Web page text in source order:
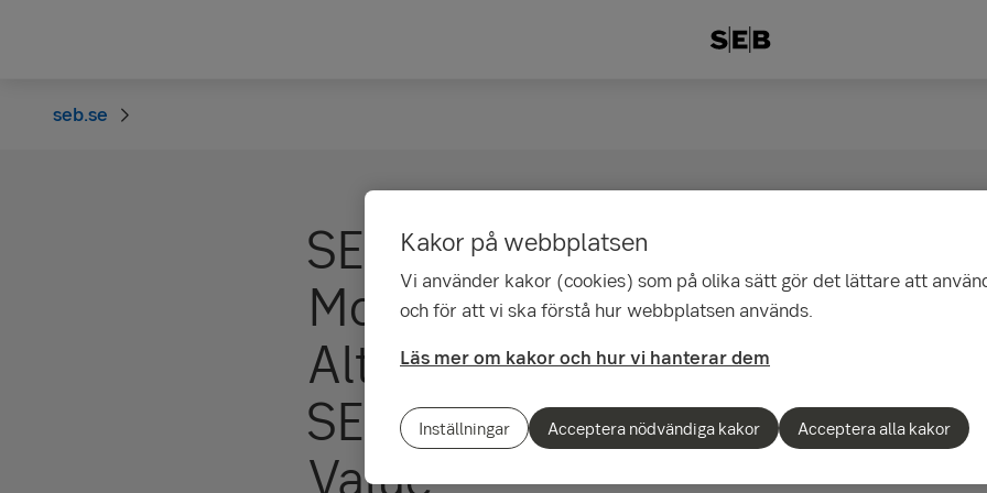
seb.se
SEB Europafond Småbolag,
Mortgage Bond Fund och SEB
Alternative Assets S.A., SICAV-
SEB Eureka Fixed Income
Value
Kakor på webbplatsen
Vi använder kakor (cookies) som på olika sätt gör det lättare att
och för att vi ska förstå hur webbplatsen används.
Läs mer om kakor och hur vi hanterar dem
Inställningar Acceptera nödvändiga kakor Acceptera alla kakor